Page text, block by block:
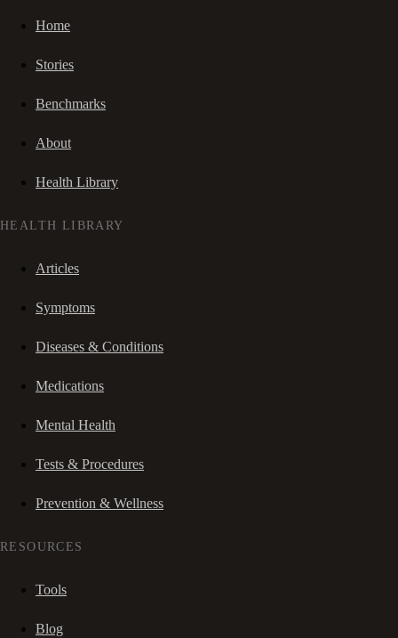
Home
Stories
Benchmarks
About
Health Library
HEALTH LIBRARY
Articles
Symptoms
Diseases & Conditions
Medications
Mental Health
Tests & Procedures
Prevention & Wellness
RESOURCES
Tools
Blog